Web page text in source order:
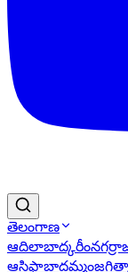
తెలంగాణ
ఆదిలాబాద్కరీంనగర్
ఆసిఫాబాద్ఖమ్మం